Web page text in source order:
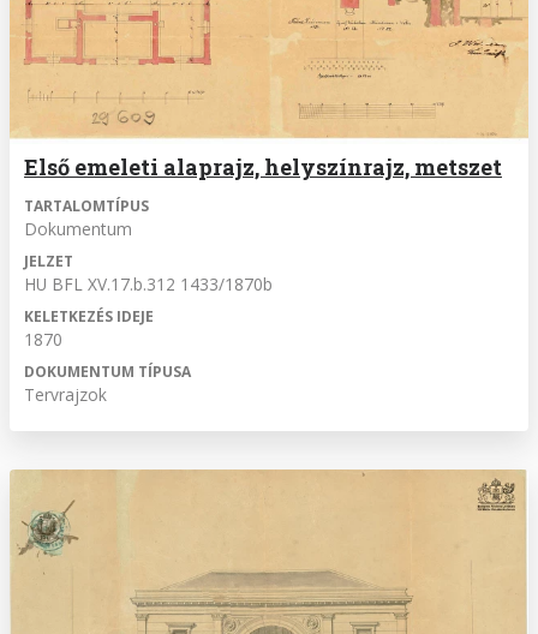
Első emeleti alaprajz, helyszínrajz, metszet
TARTALOMTÍPUS
Dokumentum
JELZET
HU BFL XV.17.b.312 1433/1870b
KELETKEZÉS IDEJE
1870
DOKUMENTUM TÍPUSA
Tervrajzok